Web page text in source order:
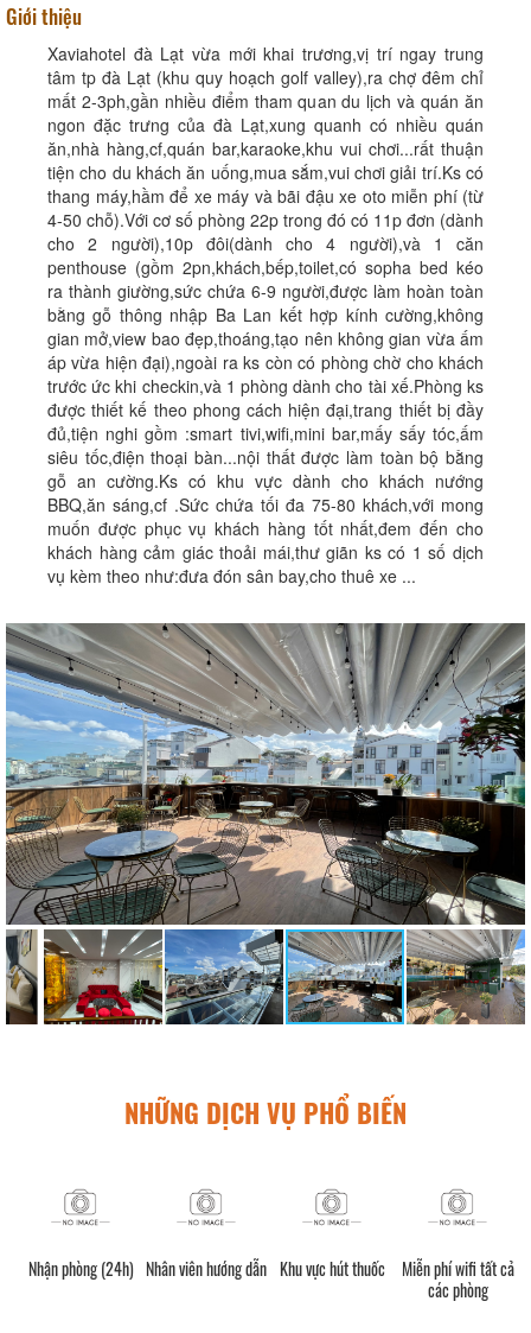
Giới thiệu
Xaviahotel đà Lạt vừa mới khai trương,vị trí ngay trung
tâm tp đà Lạt (khu quy hoạch golf valley),ra chợ đêm chỉ
mất 2-3ph,gần nhiều điểm tham quan du lịch và quán ăn
ngon đặc trưng của đà Lạt,xung quanh có nhiều quán
ăn,nhà hàng,cf,quán bar,karaoke,khu vui chơi...rất thuận
tiện cho du khách ăn uống,mua sắm,vui chơi giải trí.Ks có
thang máy,hầm để xe máy và bãi đậu xe oto miễn phí (từ
4-50 chỗ).Với cơ số phòng 22p trong đó có 11p đơn (dành
cho 2 người),10p đôi(dành cho 4 người),và 1 căn
penthouse (gồm 2pn,khách,bếp,toilet,có sopha bed kéo
ra thành giường,sức chứa 6-9 người,được làm hoàn toàn
bằng gỗ thông nhập Ba Lan kết hợp kính cường,không
gian mở,view bao đẹp,thoáng,tạo nên không gian vừa ấm
áp vừa hiện đại),ngoài ra ks còn có phòng chờ cho khách
trước ức khi checkin,và 1 phòng dành cho tài xế.Phòng ks
được thiết kế theo phong cách hiện đại,trang thiết bị đầy
đủ,tiện nghi gồm :smart tivi,wifi,mini bar,mấy sấy tóc,ấm
siêu tốc,điện thoại bàn...nội thất được làm toàn bộ bằng
gỗ an cường.Ks có khu vực dành cho khách nướng
BBQ,ăn sáng,cf .Sức chứa tối đa 75-80 khách,với mong
muốn được phục vụ khách hàng tốt nhất,đem đến cho
khách hàng cảm giác thoải mái,thư giãn ks có 1 số dịch
vụ kèm theo như:đưa đón sân bay,cho thuê xe ...
NHỮNG DỊCH VỤ PHỔ BIẾN
Nhận phòng (24h) Nhân viên hướng dẫn Khu vực hút thuốc
Miễn phí wifi tất cả
các phòng